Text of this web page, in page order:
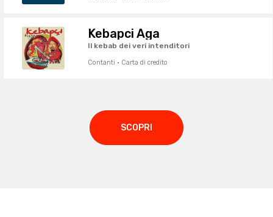
Kebapci Aga
Il kebab dei veri intenditori
Contanti · Carta di credito
SCOPRI